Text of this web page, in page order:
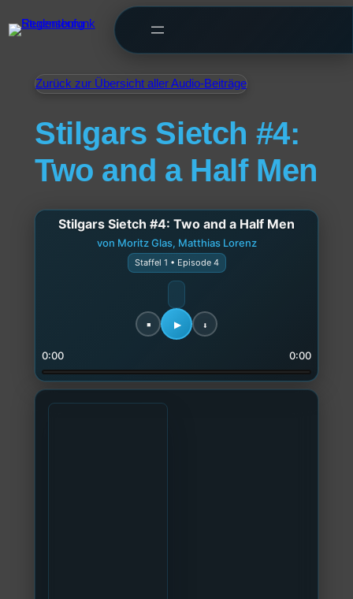
Zurück zur Übersicht aller Audio-Beiträge
Stilgars Sietch #4:
Two and a Half Men
Stilgars Sietch #4: Two and a Half Men
von Moritz Glas, Matthias Lorenz
Staffel 1 • Episode 4
0:00 0:00